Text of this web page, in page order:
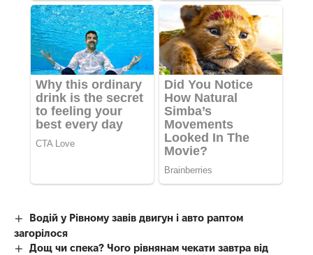
Водій у Рівному завів двигун і авто раптом
загорілося
Дощ чи спека? Чого рівнянам чекати завтра від